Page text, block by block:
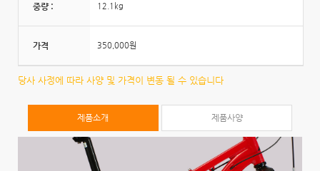
중량 : 12.1kg
가격 350,000원
당사 사정에 따라 사양 및 가격이 변동 될 수 있습니다
제품소개 제품사양